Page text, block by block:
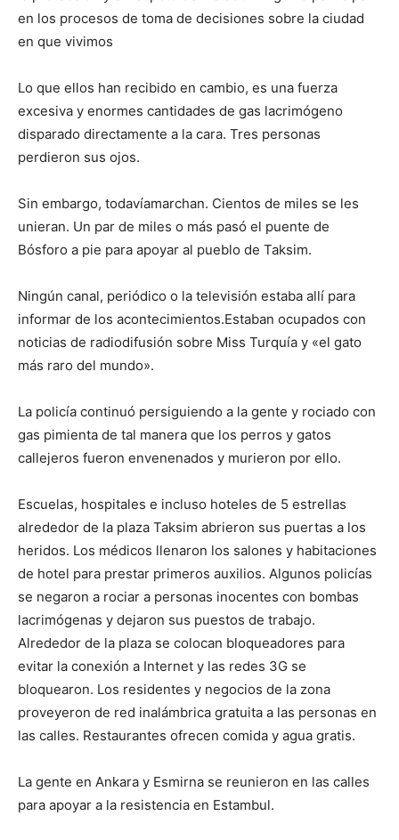
en los procesos de toma de decisiones sobre la ciudad
en que vivimos
Lo que ellos han recibido en cambio, es una fuerza
excesiva y enormes cantidades de gas lacrimógeno
disparado directamente a la cara. Tres personas
perdieron sus ojos.
Sin embargo, todavíamarchan. Cientos de miles se les
unieran. Un par de miles o más pasó el puente de
Bósforo a pie para apoyar al pueblo de Taksim.
Ningún canal, periódico o la televisión estaba allí para
informar de los acontecimientos.Estaban ocupados con
noticias de radiodifusión sobre Miss Turquía y «el gato
más raro del mundo».
La policía continuó persiguiendo a la gente y rociado con
gas pimienta de tal manera que los perros y gatos
callejeros fueron envenenados y murieron por ello.
Escuelas, hospitales e incluso hoteles de 5 estrellas
alrededor de la plaza Taksim abrieron sus puertas a los
heridos. Los médicos llenaron los salones y habitaciones
de hotel para prestar primeros auxilios. Algunos policías
se negaron a rociar a personas inocentes con bombas
lacrimógenas y dejaron sus puestos de trabajo.
Alrededor de la plaza se colocan bloqueadores para
evitar la conexión a Internet y las redes 3G se
bloquearon. Los residentes y negocios de la zona
proveyeron de red inalámbrica gratuita a las personas en
las calles. Restaurantes ofrecen comida y agua gratis.
La gente en Ankara y Esmirna se reunieron en las calles
para apoyar a la resistencia en Estambul.